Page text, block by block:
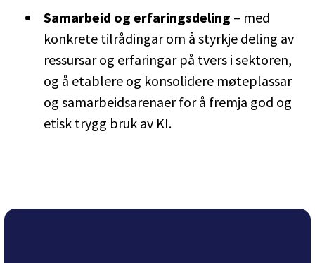
Samarbeid og erfaringsdeling – med
konkrete tilrådingar om å styrkje deling av
ressursar og erfaringar på tvers i sektoren,
og å etablere og konsolidere møteplassar
og samarbeidsarenaer for å fremja god og
etisk trygg bruk av KI.